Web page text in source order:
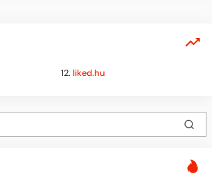
12. liked.hu